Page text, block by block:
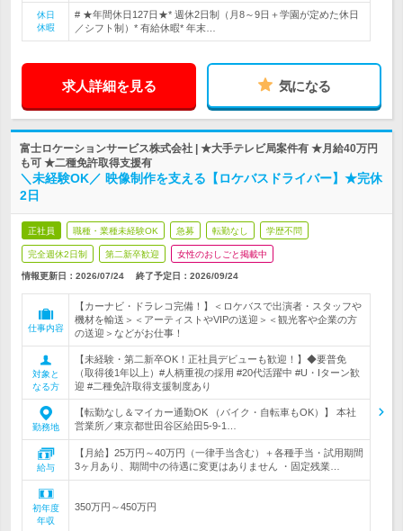
休日
休暇
# ★年間休日127日★* 週休2日制（月8～9日＋学園が定めた休日
／シフト制）* 有給休暇* 年末…
求人詳細を見る 気になる
富士ロケーションサービス株式会社 | ★大手テレビ局案件有 ★月給40万円
も可 ★二種免許取得支援有
＼未経験OK／ 映像制作を支える【ロケバスドライバー】★完休
2日
正社員 職種・業種未経験OK 急募 転勤なし 学歴不問
完全週休2日制 第二新卒歓迎 女性のおしごと掲載中
情報更新日：2026/07/24 終了予定日： 2026/09/24
仕事内容
【カーナビ・ドラレコ完備！】＜ロケバスで出演者・スタッフや
機材を輸送＞＜アーティストやVIPの送迎＞＜観光客や企業の方
の送迎＞などがお仕事！
対象と
なる方
【未経験・第二新卒OK！正社員デビューも歓迎！】◆要普免
（取得後1年以上）#人柄重視の採用 #20代活躍中 #U・Iターン歓
迎 #二種免許取得支援制度あり
勤務地
【転勤なし＆マイカー通勤OK （バイク・自転車もOK）】 本社
営業所／東京都世田谷区給田5-9-1…
給与
【月給】25万円～40万円（一律手当含む）＋各種手当・試用期間
3ヶ月あり、期間中の待遇に変更はありません ・固定残業…
初年度
年収
350万円～450万円